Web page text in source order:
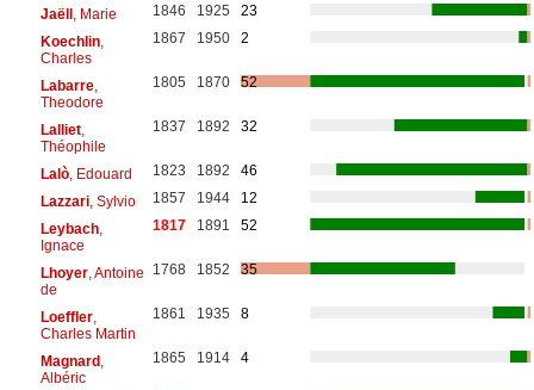
Jaëll, Marie 1846 1925
23
Koechlin,
Charles
1867 1950 2
Labarre,
Theodore
1805 1870 52
Lalliet,
Théophile
1837 1892 32
Lalò, Edouard 1823 1892
46
Lazzari, Sylvio 1857 1944
12
Leybach,
Ignace
1817 1891 52
Lhoyer, Antoine
de
1768 1852 35
Loeffler,
Charles Martin
1861 1935 8
Magnard,
Albéric
1865 1914 4